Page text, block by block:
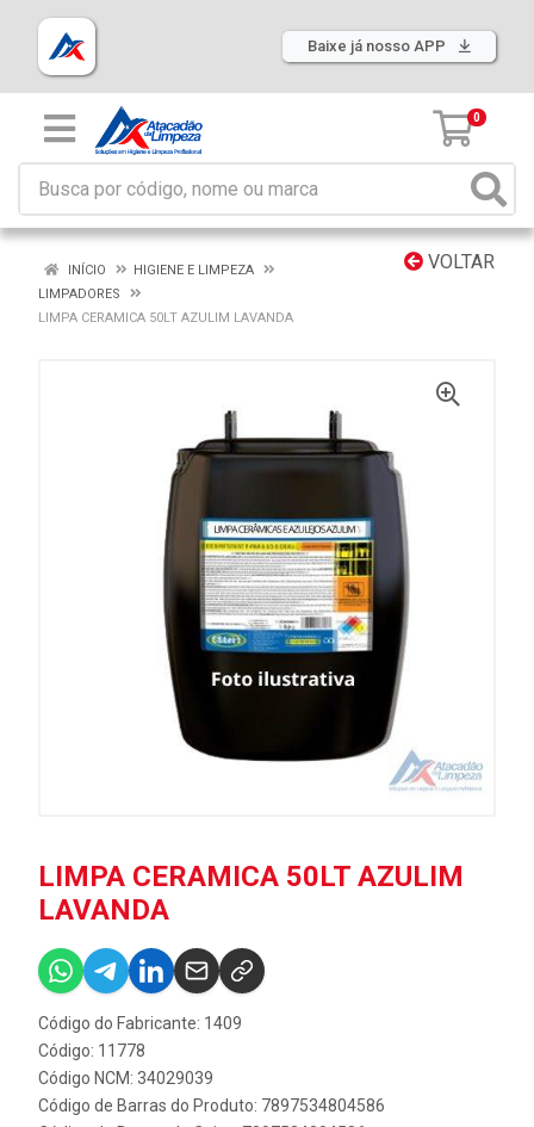
Baixe já nosso APP
0
VOLTAR
INÍCIO
HIGIENE E LIMPEZA
LIMPADORES
LIMPA CERAMICA 50LT AZULIM LAVANDA
LIMPA CERAMICA 50LT AZULIM
LAVANDA
Código do Fabricante: 1409
Código: 11778
Código NCM: 34029039
Código de Barras do Produto: 7897534804586